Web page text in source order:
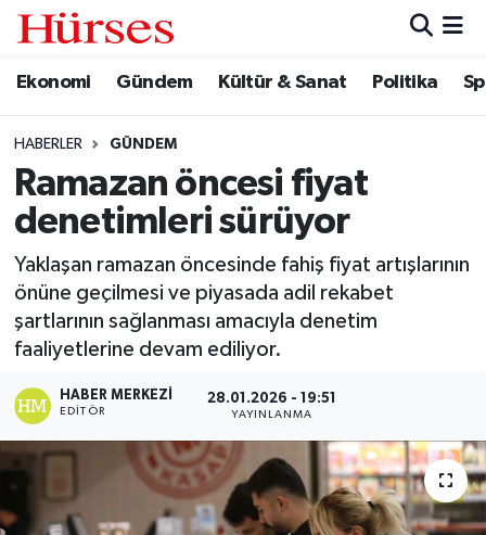
Ekonomi Gündem Kültür & Sanat Politika
HABERLER GÜNDEM
Ramazan öncesi fiyat
denetimleri sürüyor
Yaklaşan ramazan öncesinde fahiş fiyat artışlarının
önüne geçilmesi ve piyasada adil rekabet
şartlarının sağlanması amacıyla denetim
faaliyetlerine devam ediliyor.
HABER MERKEZI
EDITÖR
28.01.2026 - 19:51
YAYINLANMA
Ekonomi
Gündem
Kültür & Sanat
Spor
Turizm
Hava Durumu
Trafik Durumu
Süper Lig Puan Durumu ve Fikstür
Son Dakika Haberleri
Haber Arşivi